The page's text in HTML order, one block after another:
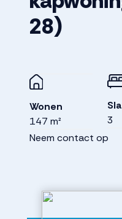
28)
Wonen
147 m²
3
Neem contact op